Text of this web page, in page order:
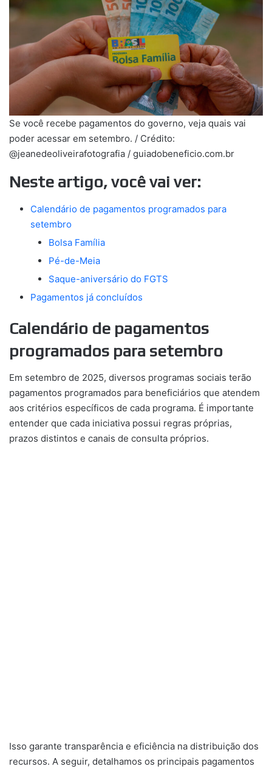
Se você recebe pagamentos do governo, veja quais vai
poder acessar em setembro. / Crédito:
@jeanedeoliveirafotografia / guiadobeneficio.com.br
Neste artigo, você vai ver:
Calendário de pagamentos programados para
setembro
Bolsa Família
Pé-de-Meia
Saque-aniversário do FGTS
Pagamentos já concluídos
Calendário de pagamentos
programados para setembro
Em setembro de 2025, diversos programas sociais terão
pagamentos programados para beneficiários que atendem
aos critérios específicos de cada programa. É importante
entender que cada iniciativa possui regras próprias,
prazos distintos e canais de consulta próprios.
Isso garante transparência e eficiência na distribuição dos
recursos. A seguir, detalhamos os principais pagamentos